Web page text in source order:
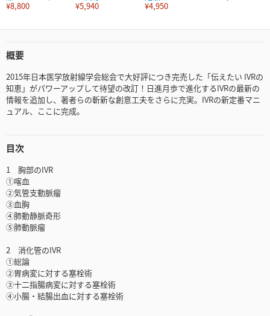
¥8,800
¥5,940
¥4,950
概要
2015年日本医学放射線学会総会で大好評につき完売した「伝えたい IVRの
知恵」がパワーアップして待望の改訂！日進月歩で進化するIVRの最新の
情報を追加し、著者らの斬新な創意工夫をさらに充実。IVRの新定番マニ
ュアル、ここに完成。
目次
1 胸部のIVR
①喀血
②気管支動脈瘤
③血胸
④肺動静脈奇形
⑤肺動脈瘤
2 消化管のIVR
①総論
②胃病変に対する塞栓術
③十二指腸病変に対する塞栓術
④小腸・結腸出血に対する塞栓術